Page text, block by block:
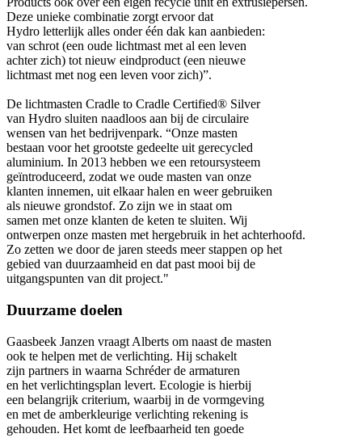
Deze unieke combinatie zorgt ervoor dat
Hydro letterlijk alles onder één dak kan aanbieden:
van schrot (een oude lichtmast met al een leven
achter zich) tot nieuw eindproduct (een nieuwe
lichtmast met nog een leven voor zich)”.
De lichtmasten Cradle to Cradle Certified® Silver
van Hydro sluiten naadloos aan bij de circulaire
wensen van het bedrijvenpark. “Onze masten
bestaan voor het grootste gedeelte uit gerecycled
aluminium. In 2013 hebben we een retoursysteem
geïntroduceerd, zodat we oude masten van onze
klanten innemen, uit elkaar halen en weer gebruiken
als nieuwe grondstof. Zo zijn we in staat om
samen met onze klanten de keten te sluiten. Wij
ontwerpen onze masten met hergebruik in het achterhoofd.
Zo zetten we door de jaren steeds meer stappen op het
gebied van duurzaamheid en dat past mooi bij de
uitgangspunten van dit project."
Duurzame doelen
Gaasbeek Janzen vraagt Alberts om naast de masten
ook te helpen met de verlichting. Hij schakelt
zijn partners in waarna Schréder de armaturen
en het verlichtingsplan levert. Ecologie is hierbij
een belangrijk criterium, waarbij in de vormgeving
en met de amberkleurige verlichting rekening is
gehouden. Het komt de leefbaarheid ten goede